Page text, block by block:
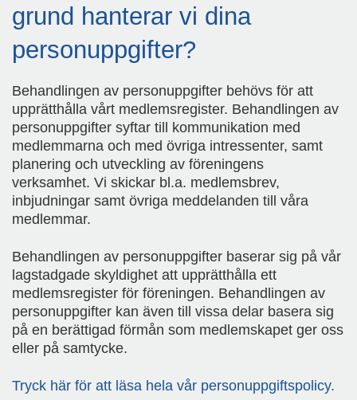
s
e
n
d
a
n
.
grund hanterar vi dina
personuppgifter?
Behandlingen av personuppgifter behövs för att
upprätthålla vårt medlemsregister. Behandlingen av
personuppgifter syftar till kommunikation med
medlemmarna och med övriga intressenter, samt
planering och utveckling av föreningens
verksamhet. Vi skickar bl.a. medlemsbrev,
inbjudningar samt övriga meddelanden till våra
medlemmar.
Behandlingen av personuppgifter baserar sig på vår
lagstadgade skyldighet att upprätthålla ett
medlemsregister för föreningen. Behandlingen av
personuppgifter kan även till vissa delar basera sig
på en berättigad förmån som medlemskapet ger oss
eller på samtycke.
Tryck här för att läsa hela vår personuppgiftspolicy.